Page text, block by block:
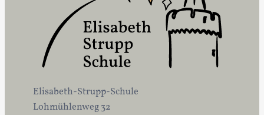
Elisabeth-Strupp-Schule
Lohmühlenweg 32